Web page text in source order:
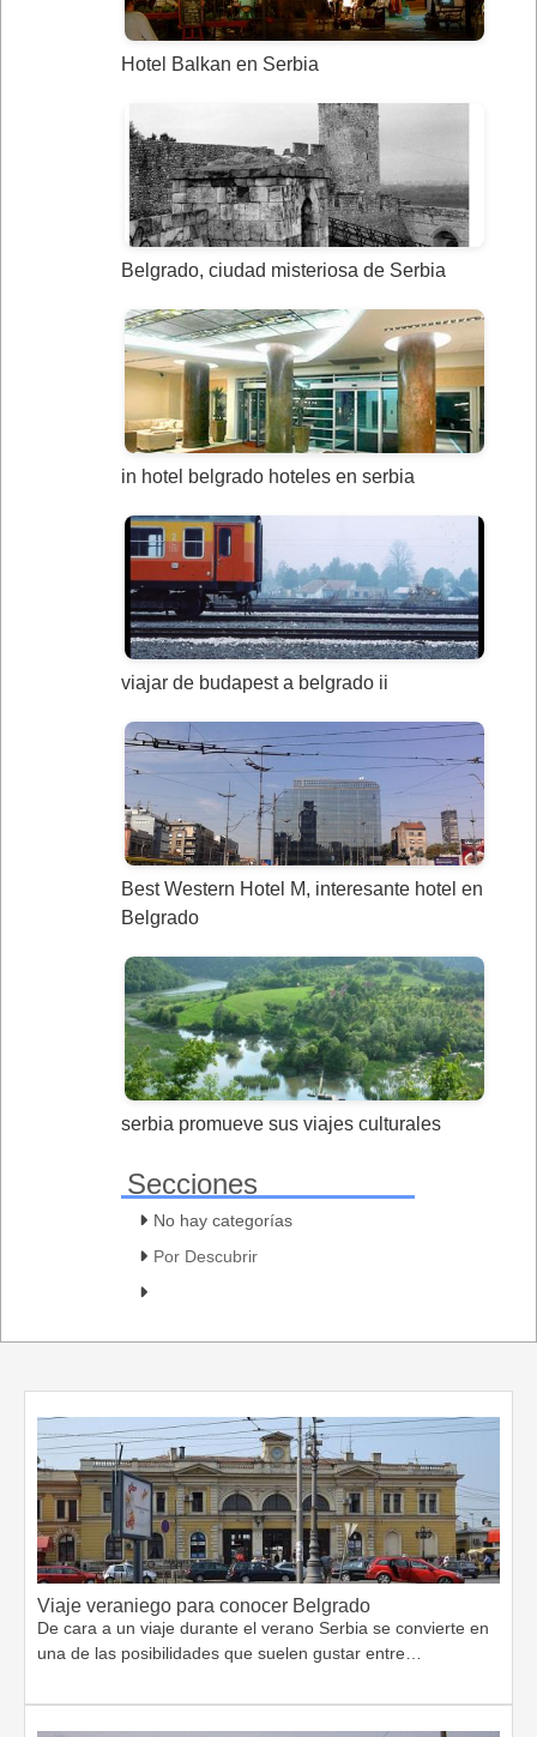
Hotel Balkan en Serbia
Belgrado, ciudad misteriosa de Serbia
in hotel belgrado hoteles en serbia
viajar de budapest a belgrado ii
Best Western Hotel M, interesante hotel en
Belgrado
serbia promueve sus viajes culturales
Secciones
No hay categorías
Por Descubrir
Viaje veraniego para conocer Belgrado
De cara a un viaje durante el verano Serbia se convierte en
una de las posibilidades que suelen gustar entre…